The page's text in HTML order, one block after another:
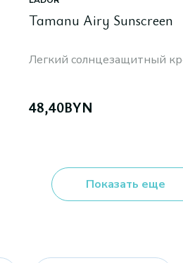
Tamanu Airy Sunscreen
Легкий солнцезащитный
48,40BYN
Показать еще